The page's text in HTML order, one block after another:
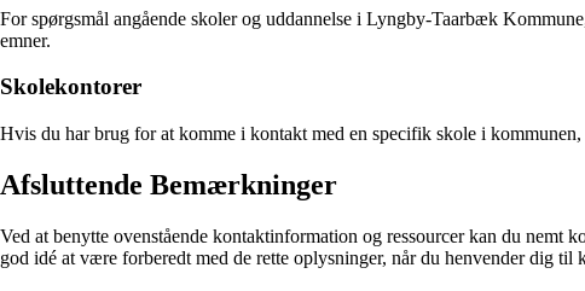
For spørgsmål angående skoler og uddannelse i Lyngby-Taarbæk
emner.
Skolekontorer
Hvis du har brug for at komme i kontakt med en specifik skole i
Afsluttende Bemærkninger
Ved at benytte ovenstående kontaktinformation og ressourcer kan du
god idé at være forberedt med de rette oplysninger, når du henvender dig til